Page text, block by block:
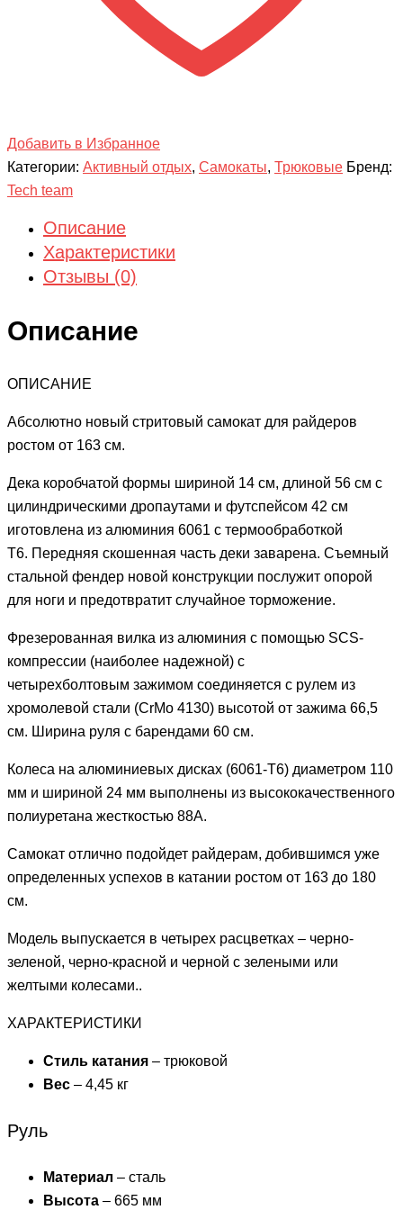
Добавить в Избранное
Категории: Активный отдых, Самокаты, Трюковые Бренд:
Tech team
Описание
Характеристики
Отзывы (0)
Описание
ОПИСАНИЕ
Абсолютно новый стритовый самокат для райдеров
ростом от 163 см.
Дека коробчатой формы шириной 14 см, длиной 56 см с
цилиндрическими дропаутами и футспейсом 42 см
иготовлена из алюминия 6061 с термообработкой
Т6. Передняя скошенная часть деки заварена. Съемный
стальной фендер новой конструкции послужит опорой
для ноги и предотвратит случайное торможение.
Фрезерованная вилка из алюминия с помощью SCS-
компрессии (наиболее надежной) с
четырехболтовым зажимом соединяется с рулем из
хромолевой стали (CrMo 4130) высотой от зажима 66,5
см. Ширина руля с барендами 60 см.
Колеса на алюминиевых дисках (6061-Т6) диаметром 110
мм и шириной 24 мм выполнены из высококачественного
полиуретана жесткостью 88А.
Самокат отлично подойдет райдерам, добившимся уже
определенных успехов в катании ростом от 163 до 180
см.
Модель выпускается в четырех расцветках – черно-
зеленой, черно-красной и черной с зелеными или
желтыми колесами..
ХАРАКТЕРИСТИКИ
Стиль катания – трюковой
Вес – 4,45 кг
Руль
Материал – сталь
Высота – 665 мм